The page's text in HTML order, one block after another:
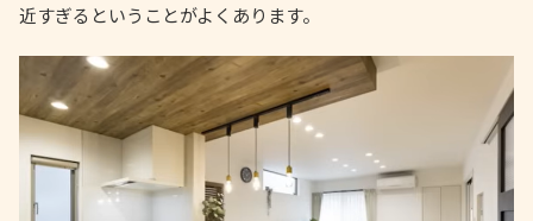
近すぎるということがよくあります。